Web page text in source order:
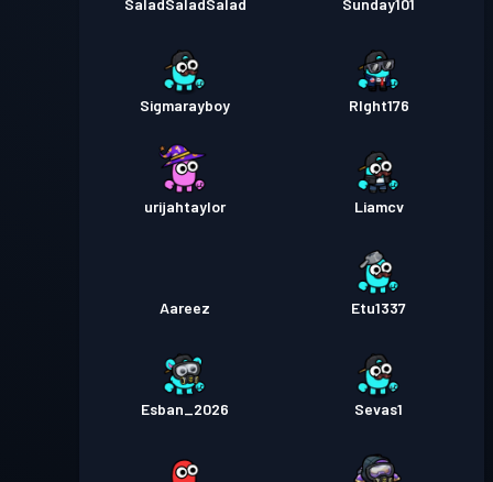
SaladSaladSalad Sunday101
Sigmarayboy RIght176
urijahtaylor Liamcv
Aareez Etu1337
Esban_2026 Sevas1